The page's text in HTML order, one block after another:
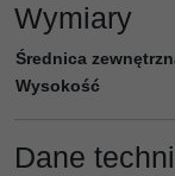
Wymiary
Średnica
Wysokość
Dane